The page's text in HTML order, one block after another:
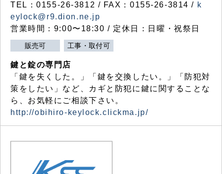
TEL：0155-26-3812 / FAX：0155-26-3814 / k
eylock@r9.dion.ne.jp
営業時間：9:00〜18:30 / 定休日：日曜・祝祭日
販売可 工事・取付可
鍵と錠の専門店
「鍵を失くした。」「鍵を交換したい。」「防犯対
策をしたい」など、カギと防犯に鍵に関することな
ら、お気軽にご相談下さい。
http://obihiro-keylock.clickma.jp/